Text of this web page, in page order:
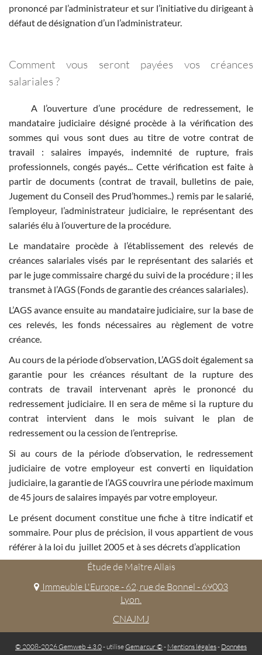
prononcé par l’administrateur et sur l’initiative du dirigeant à
défaut de désignation d’un l’administrateur.
Comment vous seront payées vos créances
salariales ?
A l’ouverture d’une procédure de redressement, le
mandataire judiciaire désigné procède à la vérification des
sommes qui vous sont dues au titre de votre contrat de
travail : salaires impayés, indemnité de rupture, frais
professionnels, congés payés... Cette vérification est faite à
partir de documents (contrat de travail, bulletins de paie,
Jugement du Conseil des Prud’hommes..) remis par le salarié,
l’employeur, l’administrateur judiciaire, le représentant des
salariés élu à l’ouverture de la procédure.
Le mandataire procède à l’établissement des relevés de
créances salariales visés par le représentant des salariés et
par le juge commissaire chargé du suivi de la procédure ; il les
transmet à l’AGS (Fonds de garantie des créances salariales).
L’AGS avance ensuite au mandataire judiciaire, sur la base de
ces relevés, les fonds nécessaires au règlement de votre
créance.
Au cours de la période d’observation, L’AGS doit également sa
garantie pour les créances résultant de la rupture des
contrats de travail intervenant après le prononcé du
redressement judiciaire. Il en sera de même si la rupture du
contrat intervient dans le mois suivant le plan de
redressement ou la cession de l’entreprise.
Si au cours de la période d’observation, le redressement
judiciaire de votre employeur est converti en liquidation
judiciaire, la garantie de l’AGS couvrira une période maximum
de 45 jours de salaires impayés par votre employeur.
Le présent document constitue une fiche à titre indicatif et
sommaire. Pour plus de précision, il vous appartient de vous
référer à la loi du juillet 2005 et à ses décrets d’application
Étude de Maître Allais
Immeuble L'Europe - 62, rue de Bonnel - 69003
Lyon.
CNAJMJ
© 2008-2026 Gemweb 4.3.0- utiliseGemarcur © - Mentions légales- Données